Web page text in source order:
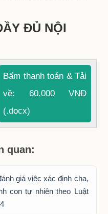
ĐỦ NỘI
Bấm thanh toán & Tải
về: 60.000 VNĐ
(.docx)
quan:
giá việc xác định cha,
con tự nhiên theo Luật